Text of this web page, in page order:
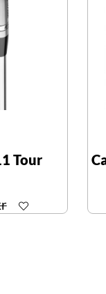
Tour